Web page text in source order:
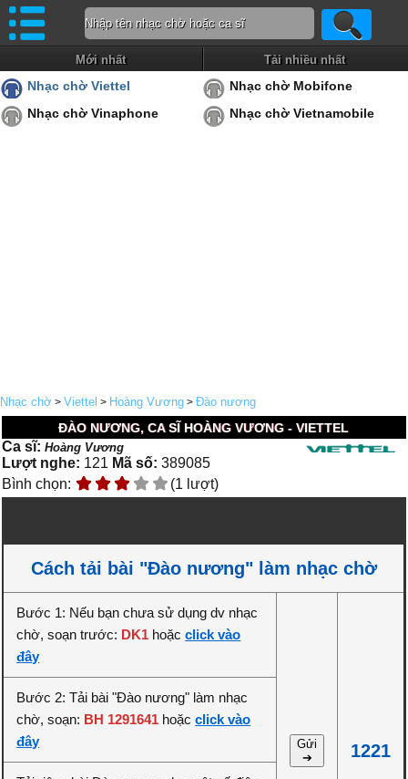
Mới nhất Tải nhiều nhất
Nhạc chờ Viettel
Nhạc chờ Mobifone
Nhạc chờ Vinaphone
Nhạc chờ Vietnamobile
Nhạc chờ > Viettel > Hoàng Vương > Đào nương
ĐÀO NƯƠNG, CA SĨ HOÀNG VƯƠNG - VIETTEL
Ca sĩ:Hoàng Vương
Lượt nghe: 121 Mã số: 389085
Bình chọn:
(1 lượt)
Cách tải bài "Đào nương" làm nhạc chờ
Bước 1: Nếu bạn chưa sử dụng dv nhạc
chờ, soạn trước: DK1 hoặcclick vào
đây
Gửi
➔
1221
Bước 2: Tải bài "Đào nương" làm nhạc
chờ, soạn: BH 1291641 hoặcclick vào
đây